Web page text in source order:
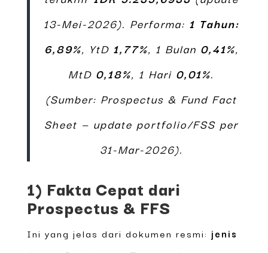
13-Mei-2026). Performa: 1 Tahun:
6,89%, YtD 1,77%, 1 Bulan 0,41%,
MtD 0,18%, 1 Hari 0,01%.
(Sumber: Prospectus & Fund Fact
Sheet — update portfolio/FSS per
31-Mar-2026).
1) Fakta Cepat dari
Prospectus & FFS
Ini yang jelas dari dokumen resmi: jenis